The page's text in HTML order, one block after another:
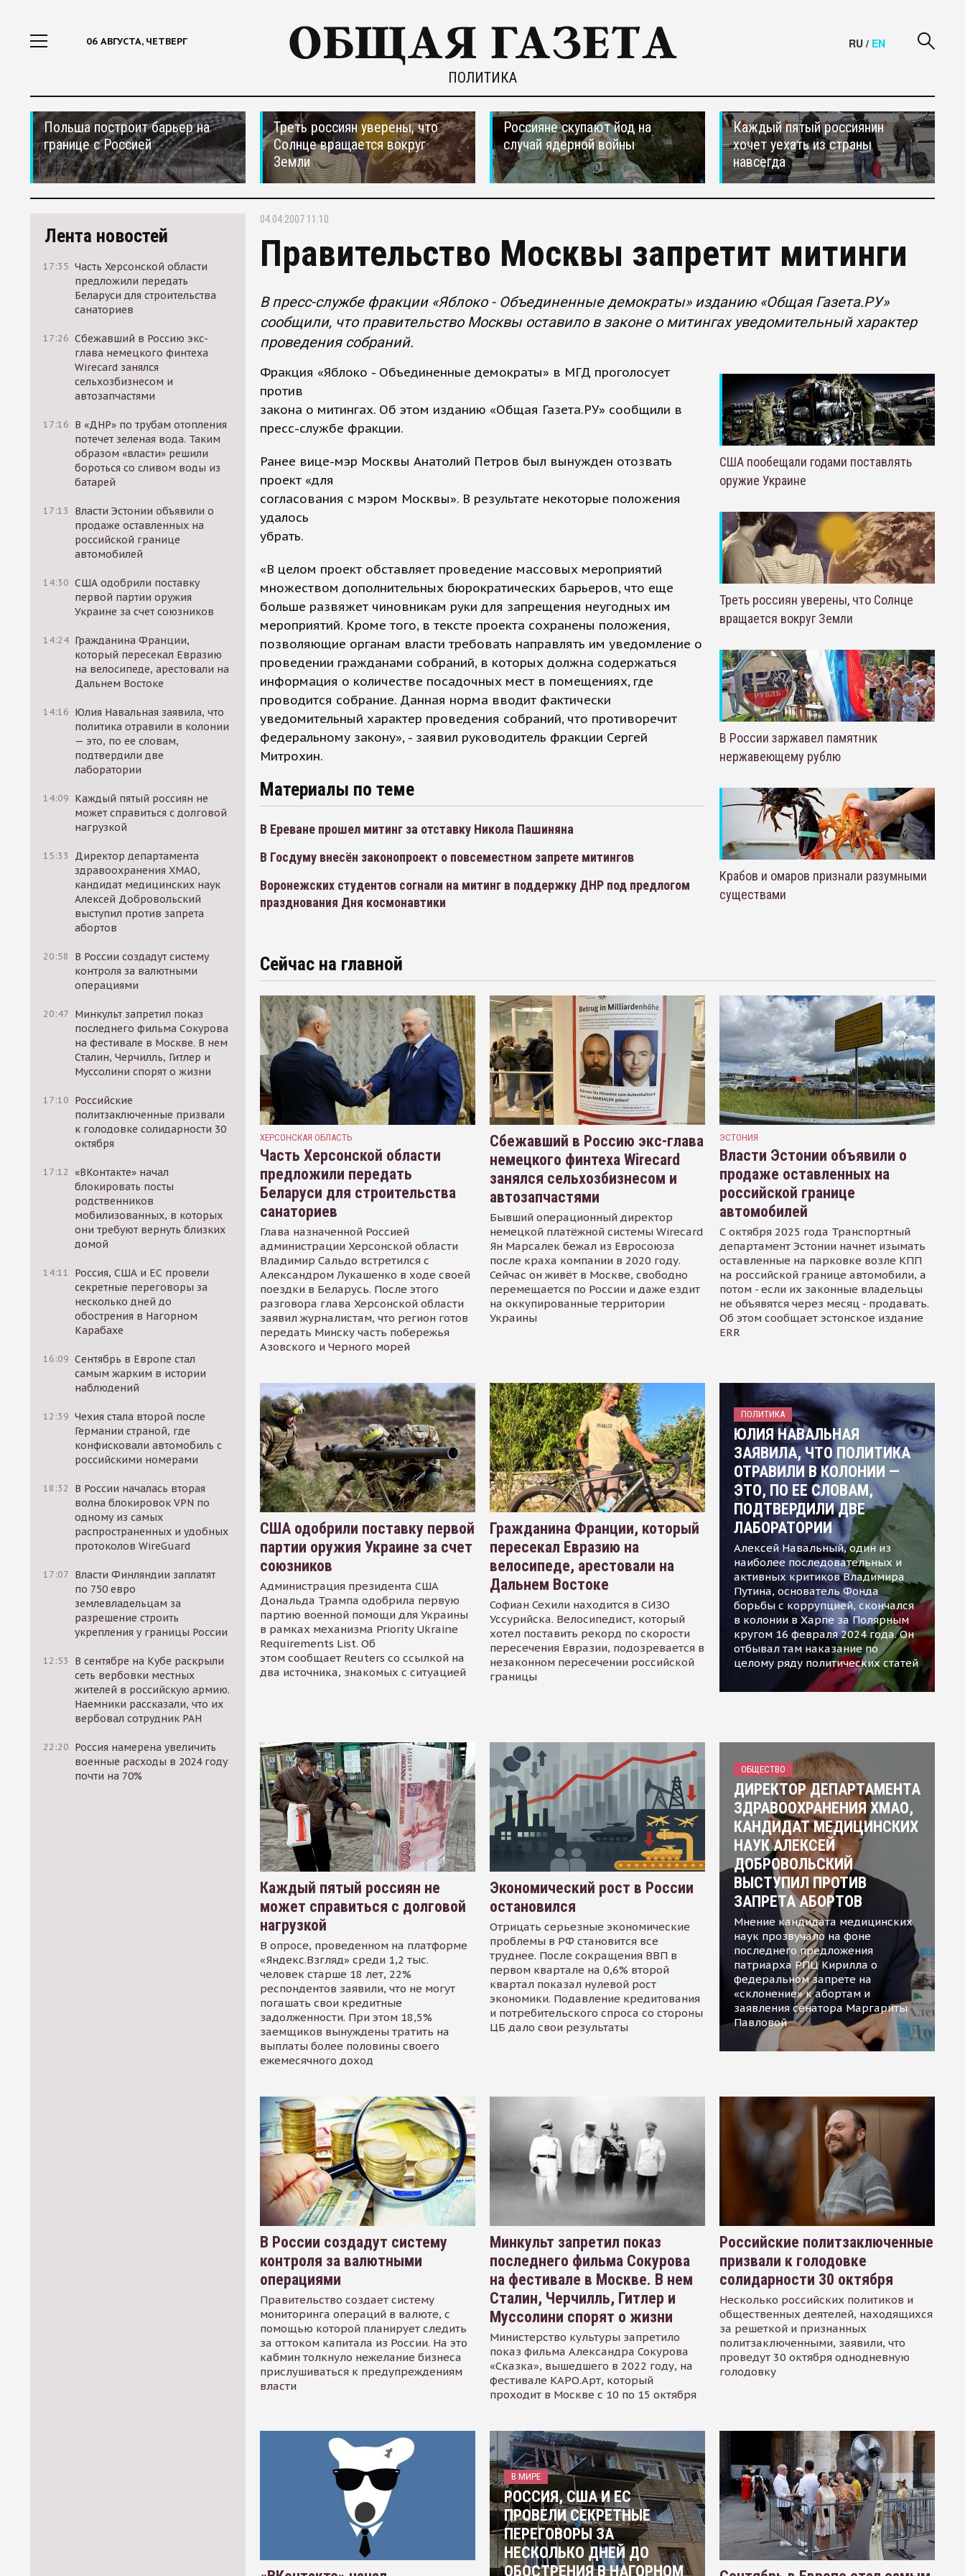
06 АВГУСТА, ЧЕТВЕРГ
ПОЛИТИКА
RU / EN
Польша построит барьер на
границе с Россией
Треть россиян уверены, что
Солнце вращается вокруг
Земли
Россияне скупают йод на
случай ядерной войны
Каждый пятый россиянин
хочет уехать из страны
навсегда
Лента новостей
17:35 Часть Херсонской области
предложили передать
Беларуси для строительства
санаториев
17:26 Сбежавший в Россию экс-
глава немецкого финтеха
Wirecard занялся
сельхозбизнесом и
автозапчастями
17:16 В «ДНР» по трубам отопления
потечет зеленая вода. Таким
образом «власти» решили
бороться со сливом воды из
батарей
17:13
Власти Эстонии объявили о
продаже оставленных на
российской границе
автомобилей
14:30 США одобрили поставку
первой партии оружия
Украине за счет союзников
14:24 Гражданина Франции,
который пересекал Евразию
на велосипеде, арестовали на
Дальнем Востоке
14:16 Юлия Навальная заявила, что
политика отравили в колонии
— это, по ее словам,
подтвердили две
лаборатории
14:09 Каждый пятый россиян не
может справиться с долговой
нагрузкой
15:33
Директор департамента
здравоохранения ХМАО,
кандидат медицинских наук
Алексей Добровольский
выступил против запрета
абортов
20:58
В России создадут систему
контроля за валютными
операциями
20:47 Минкульт запретил показ
последнего фильма Сокурова
на фестивале в Москве. В нем
Сталин, Черчилль, Гитлер и
Муссолини спорят о жизни
17:10 Российские
политзаключенные призвали
к голодовке солидарности 30
октября
17:12 «ВКонтакте» начал
блокировать посты
родственников
мобилизованных, в которых
они требуют вернуть близких
домой
14:11
Россия, США и ЕС провели
секретные переговоры за
несколько дней до
обострения в Нагорном
Карабахе
16:09 Сентябрь в Европе стал
самым жарким в истории
наблюдений
12:39 Чехия стала второй после
Германии страной, где
конфисковали автомобиль с
российскими номерами
18:32
В России началась вторая
волна блокировок VPN по
одному из самых
распространенных и удобных
протоколов WireGuard
17:07 Власти Финляндии заплатят
по 750 евро
землевладельцам за
разрешение строить
укрепления у границы России
12:53
В сентябре на Кубе раскрыли
сеть вербовки местных
жителей в российскую армию.
Наемники рассказали, что их
вербовал сотрудник РАН
22:20 Россия намерена увеличить
военные расходы в 2024 году
почти на 70%
04.04.2007 11:10
Правительство Москвы запретит митинги
В пресс-службе фракции «Яблоко - Объединенные демократы» изданию «Общая Газета.РУ»
сообщили, что правительство Москвы оставило в законе о митингах уведомительный характер
проведения собраний.
Фракция «Яблоко - Объединенные демократы» в МГД проголосует
против
закона о митингах. Об этом изданию «Общая Газета.РУ» сообщили в
пресс-службе фракции.
Ранее вице-мэр Москвы Анатолий Петров был вынужден отозвать
проект «для
согласования с мэром Москвы». В результате некоторые положения
удалось
убрать.
«В целом проект обставляет проведение массовых мероприятий
множеством дополнительных бюрократических барьеров, что еще
больше развяжет чиновникам руки для запрещения неугодных им
мероприятий. Кроме того, в тексте проекта сохранены положения,
позволяющие органам власти требовать направлять им уведомление о
проведении гражданами собраний, в которых должна содержаться
информация о количестве посадочных мест в помещениях, где
проводится собрание. Данная норма вводит фактически
уведомительный характер проведения собраний, что противоречит
федеральному закону», - заявил руководитель фракции Сергей
Митрохин.
Материалы по теме
В Ереване прошел митинг за отставку Никола Пашиняна
В Госдуму внесён законопроект о повсеместном запрете митингов
Воронежских студентов согнали на митинг в поддержку ДНР под предлогом
празднования Дня космонавтики
США пообещали годами поставлять
оружие Украине
Треть россиян уверены, что Солнце
вращается вокруг Земли
В России заржавел памятник
нержавеющему рублю
Крабов и омаров признали разумными
существами
Сейчас на главной
ХЕРСОНСКАЯ ОБЛАСТЬ
Часть Херсонской области
предложили передать
Беларуси для строительства
санаториев
Глава назначенной Россией
администрации Херсонской области
Владимир Сальдо встретился с
Александром Лукашенко в ходе своей
поездки в Беларусь. После этого
разговора глава Херсонской области
заявил журналистам, что регион готов
передать Минску часть побережья
Азовского и Черного морей
Сбежавший в Россию экс-глава
немецкого финтеха Wirecard
занялся сельхозбизнесом и
автозапчастями
Бывший операционный директор
немецкой платёжной системы Wirecard
Ян Марсалек бежал из Евросоюза
после краха компании в 2020 году.
Сейчас он живёт в Москве, свободно
перемещается по России и даже ездит
на оккупированные территории
Украины
ЭСТОНИЯ
Власти Эстонии объявили о
продаже оставленных на
российской границе
автомобилей
С октября 2025 года Транспортный
департамент Эстонии начнет изымать
оставленные на парковке возле КПП
на российской границе автомобили, а
потом - если их законные владельцы
не объявятся через месяц - продавать.
Об этом сообщает эстонское издание
ERR
США одобрили поставку первой
партии оружия Украине за счет
союзников
Администрация президента США
Дональда Трампа одобрила первую
партию военной помощи для Украины
в рамках механизма Priority Ukraine
Requirements List. Об
этом сообщает Reuters со ссылкой на
два источника, знакомых с ситуацией
Гражданина Франции, который
пересекал Евразию на
велосипеде, арестовали на
Дальнем Востоке
Софиан Сехили находится в СИЗО
Уссурийска. Велосипедист, который
хотел поставить рекорд по скорости
пересечения Евразии, подозревается в
незаконном пересечении российской
границы
ПОЛИТИКА
ЮЛИЯ НАВАЛЬНАЯ
ЗАЯВИЛА, ЧТО ПОЛИТИКА
ОТРАВИЛИ В КОЛОНИИ —
ЭТО, ПО ЕЕ СЛОВАМ,
ПОДТВЕРДИЛИ ДВЕ
ЛАБОРАТОРИИ
Алексей Навальный, один из
наиболее последовательных и
активных критиков Владимира
Путина, основатель Фонда
борьбы с коррупцией, скончался
в колонии в Харпе за Полярным
кругом 16 февраля 2024 года. Он
отбывал там наказание по
целому ряду политических статей
Каждый пятый россиян не
может справиться с долговой
нагрузкой
В опросе, проведенном на платформе
«Яндекс.Взгляд» среди 1,2 тыс.
человек старше 18 лет, 22%
респондентов заявили, что не могут
погашать свои кредитные
задолженности. При этом 18,5%
заемщиков вынуждены тратить на
выплаты более половины своего
ежемесячного доход
Экономический рост в России
остановился
Отрицать серьезные экономические
проблемы в РФ становится все
труднее. После сокращения ВВП в
первом квартале на 0,6% второй
квартал показал нулевой рост
экономики. Подавление кредитования
и потребительского спроса со стороны
ЦБ дало свои результаты
ОБЩЕСТВО
ДИРЕКТОР ДЕПАРТАМЕНТА
ЗДРАВООХРАНЕНИЯ ХМАО,
КАНДИДАТ МЕДИЦИНСКИХ
НАУК АЛЕКСЕЙ
ДОБРОВОЛЬСКИЙ
ВЫСТУПИЛ ПРОТИВ
ЗАПРЕТА АБОРТОВ
Мнение кандидата медицинских
наук прозвучало на фоне
последнего предложения
патриарха РПЦ Кирилла о
федеральном запрете на
«склонение» к абортам и
заявления сенатора Маргариты
Павловой
В России создадут систему
контроля за валютными
операциями
Правительство создает систему
мониторинга операций в валюте, с
помощью которой планирует следить
за оттоком капитала из России. На это
кабмин толкнуло нежелание бизнеса
прислушиваться к предупреждениям
власти
Минкульт запретил показ
последнего фильма Сокурова
на фестивале в Москве. В нем
Сталин, Черчилль, Гитлер и
Муссолини спорят о жизни
Министерство культуры запретило
показ фильма Александра Сокурова
«Сказка», вышедшего в 2022 году, на
фестивале КАРО.Арт, который
проходит в Москве с 10 по 15 октября
Российские политзаключенные
призвали к голодовке
солидарности 30 октября
Несколько российских политиков и
общественных деятелей, находящихся
за решеткой и признанных
политзаключенными, заявили, что
проведут 30 октября однодневную
голодовку
В МИРЕ
РОССИЯ, США И ЕС
ПРОВЕЛИ СЕКРЕТНЫЕ
ПЕРЕГОВОРЫ ЗА
НЕСКОЛЬКО ДНЕЙ ДО
ОБОСТРЕНИЯ В НАГОРНОМ